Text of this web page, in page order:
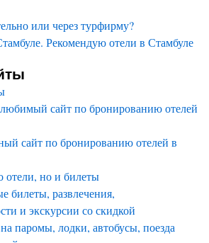
или через турфирму?
Рекомендую отели в Стамбуле
сайт по бронированию отелей
сайт по бронированию отелей в
отели, но и билеты
билеты, развлечения,
и экскурсии со скидкой
паромы, лодки, автобусы, поезда